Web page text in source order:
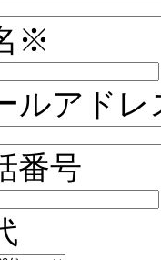
※
ルアド
番号